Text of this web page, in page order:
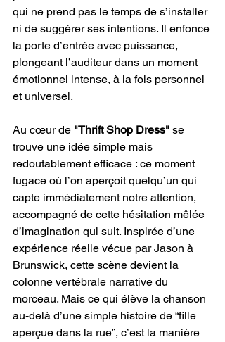
qui ne prend pas le temps de s’installer
ni de suggérer ses intentions. Il enfonce
la porte d’entrée avec puissance,
plongeant l’auditeur dans un moment
émotionnel intense, à la fois personnel
et universel.
Au cœur de "Thrift Shop Dress" se
trouve une idée simple mais
redoutablement efficace : ce moment
fugace où l’on aperçoit quelqu’un qui
capte immédiatement notre attention,
accompagné de cette hésitation mêlée
d’imagination qui suit. Inspirée d’une
expérience réelle vécue par Jason à
Brunswick, cette scène devient la
colonne vertébrale narrative du
morceau. Mais ce qui élève la chanson
au-delà d’une simple histoire de “fille
aperçue dans la rue”, c’est la manière